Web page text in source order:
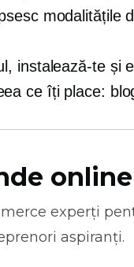
modalitățile
instalează-te și
ce îți place:
online
experți
aspiranți.